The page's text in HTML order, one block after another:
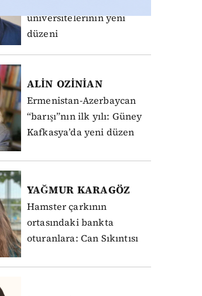
üniversitelerinin yeni
düzeni
ALİN OZİNİAN
Ermenistan-Azerbaycan
“barışı”nın ilk yılı: Güney
Kafkasya’da yeni düzen
YAĞMUR KARAGÖZ
Hamster çarkının
ortasındaki bankta
oturanlara: Can Sıkıntısı